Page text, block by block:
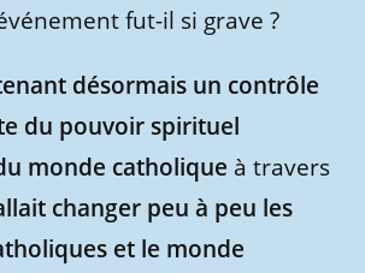
fut-il si grave ?
désormais un contrôle
du pouvoir spirituel
monde catholique à travers
changer peu à peu les
et le monde